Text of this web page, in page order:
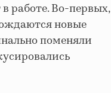
работе. Во-первых,
новые
поменяли